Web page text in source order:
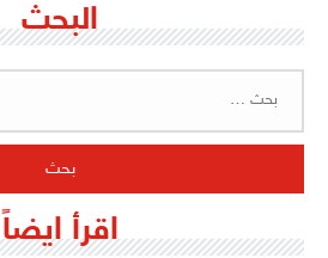
البحث
اقرأ ايضاً